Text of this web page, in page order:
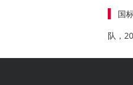
国
队，